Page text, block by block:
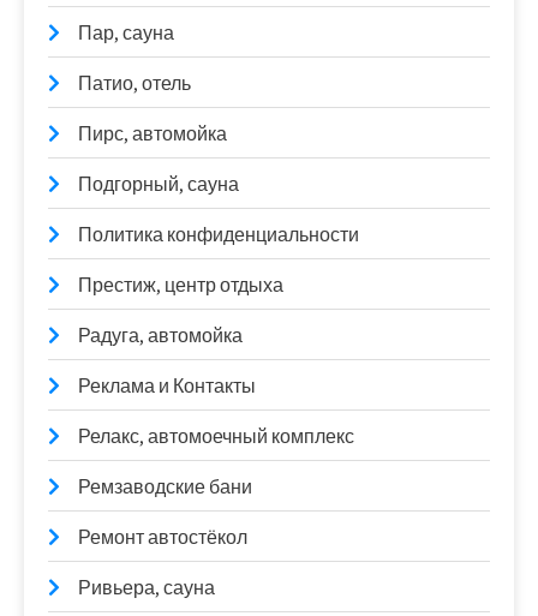
Пар, сауна
Патио, отель
Пирс, автомойка
Подгорный, сауна
Политика конфиденциальности
Престиж, центр отдыха
Радуга, автомойка
Реклама и Контакты
Релакс, автомоечный комплекс
Ремзаводские бани
Ремонт автостёкол
Ривьера, сауна